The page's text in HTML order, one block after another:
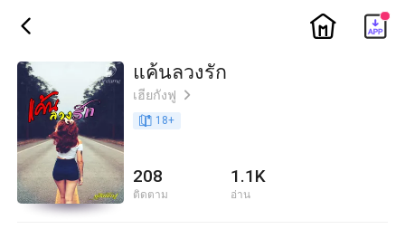
ic_back ic_home
แค้นลวงรัก
เฮียกังฟู ic_arrow_right
book_age 18+
208
ติดตาม
1.1K
อ่าน